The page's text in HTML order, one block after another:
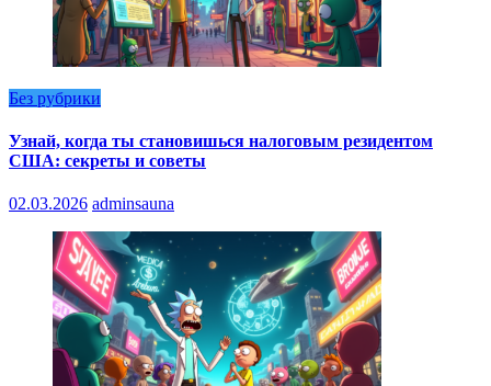
Без рубрики
Узнай, когда ты становишься налоговым резидентом
США: секреты и советы
02.03.2026 adminsauna